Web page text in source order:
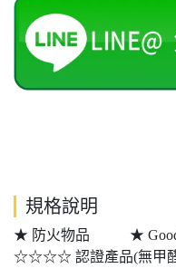
規格說明
★ 防火物品 ★ Good
☆☆☆☆ 認證產品(無甲